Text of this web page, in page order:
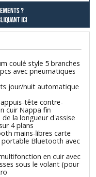
?
ici
coulé style 5 branches
avec pneumatiques
jour/nuit automatique
appuis-tête contre-
cuir Nappa fin
la longueur d'assise
4 plans
mains-libres carte
portable Bluetooth avec
en cuir avec
sous le volant (pour